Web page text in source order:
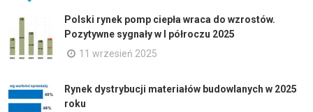
Polski rynek pomp ciepła wraca do wzrostów.
Pozytywne sygnały w I półroczu 2025
11 wrzesień 2025
Rynek dystrybucji materiałów budowlanych w 2025
roku